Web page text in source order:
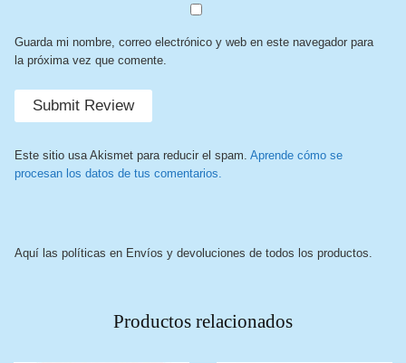
Guarda mi nombre, correo electrónico y web en este navegador para
la próxima vez que comente.
Este sitio usa Akismet para reducir el spam. Aprende cómo se
procesan los datos de tus comentarios.
Aquí las políticas en Envíos y devoluciones de todos los productos.
Productos relacionados